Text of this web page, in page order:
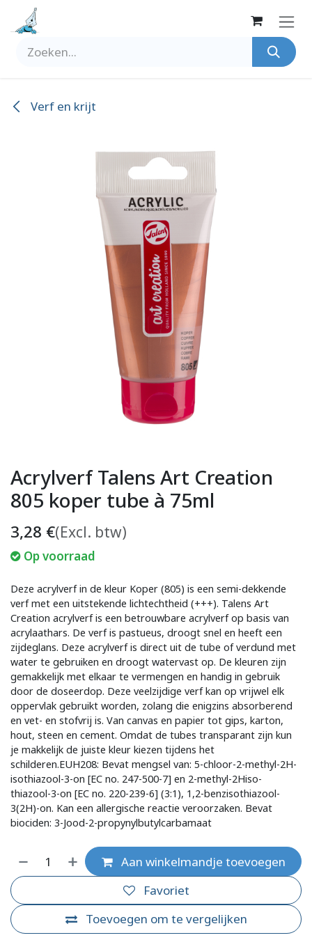
Overslaan naar inhoud
Verf en krijt
Acrylverf Talens Art Creation
805 koper tube à 75ml
3,28 €(Excl. btw)
Op voorraad
Deze acrylverf in de kleur Koper (805) is een semi-dekkende
verf met een uitstekende lichtechtheid (+++). Talens Art
Creation acrylverf is een betrouwbare acrylverf op basis van
acrylaathars. De verf is pastueus, droogt snel en heeft een
zijdeglans. Deze acrylverf is direct uit de tube of verdund met
water te gebruiken en droogt watervast op. De kleuren zijn
gemakkelijk met elkaar te vermengen en handig in gebruik
door de doseerdop. Deze veelzijdige verf kan op vrijwel elk
oppervlak gebruikt worden, zolang die enigzins absorberend
en vet- en stofvrij is. Van canvas en papier tot gips, karton,
hout, steen en cement. Omdat de tubes transparant zijn kun
je makkelijk de juiste kleur kiezen tijdens het
schilderen.EUH208: Bevat mengsel van: 5-chloor-2-methyl-2H-
isothiazool-3-on [EC no. 247-500-7] en 2-methyl-2Hiso-
thiazool-3-on [EC no. 220-239-6] (3:1), 1,2-benzisothiazool-
3(2H)-on. Kan een allergische reactie veroorzaken. Bevat
biociden: 3-Jood-2-propynylbutylcarbamaat
Aan winkelmandje toevoegen
Toevoegen om te vergelijken
Favoriet